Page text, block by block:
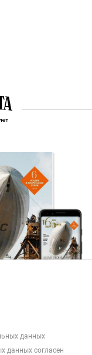
данных
данных согласен